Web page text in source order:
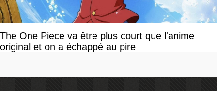
The One Piece va être plus court que l'anime
original et on a échappé au pire